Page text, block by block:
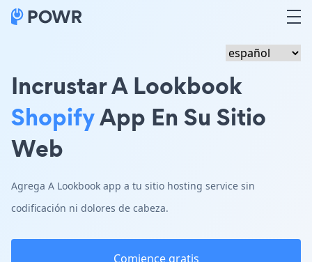
Incrustar A Lookbook
ShopifyApp En Su Sitio
Web
Agrega A Lookbook app a tu sitio hosting service sin
codificación ni dolores de cabeza.
Comience gratis